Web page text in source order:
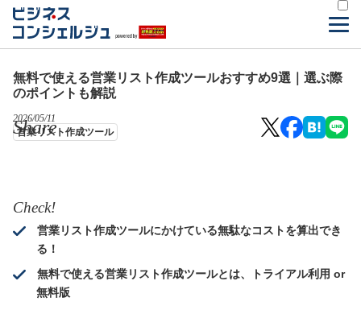
無料で使える営業リスト作成ツールおすすめ9選｜選ぶ際
のポイントも解説
2026/05/11
営業リスト作成ツール
Share
Check!
営業リスト作成ツールにかけている無駄なコストを算出でき
る！
無料で使える営業リスト作成ツールとは、トライアル利用 or
無料版